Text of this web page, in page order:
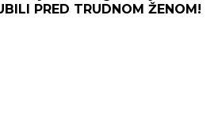
PRED TRUDNOM ŽENOM!